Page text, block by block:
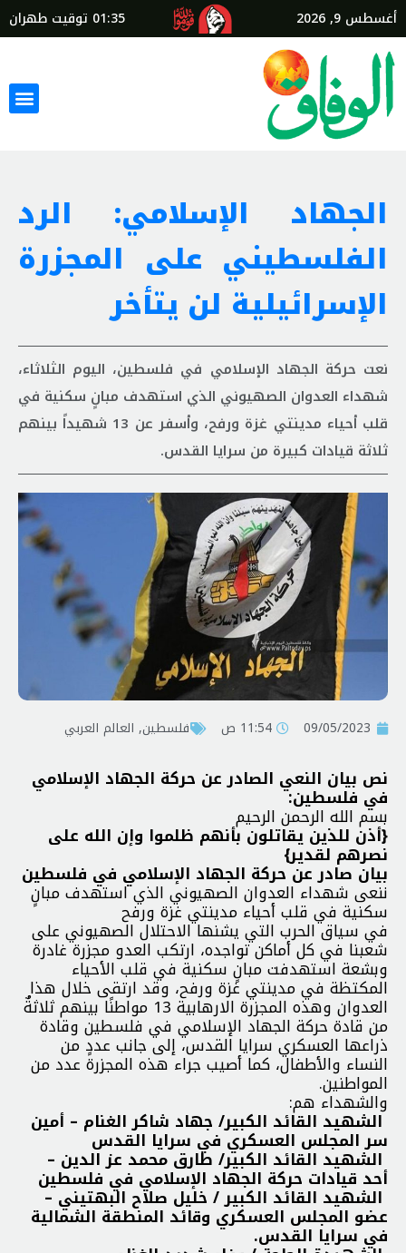
أغسطس 9, 2026 01:35 توقيت طهران
الجهاد الإسلامي: الرد
الفلسطيني على المجزرة
الإسرائيلية لن يتأخر
نعت حركة الجهاد الإسلامي في فلسطين، اليوم الثلاثاء،
شهداء العدوان الصهيوني الذي استهدف مبانٍ سكنية في
قلب أحياء مدينتي غزة ورفح، وأسفر عن 13 شهيداً بينهم
ثلاثة قيادات كبيرة من سرايا القدس.
09/05/2023 11:54 ص فلسطين, العالم العربي
نص بيان النعي الصادر عن حركة الجهاد الإسلامي
في فلسطين:
بسم الله الرحمن الرحيم
{أذن للذين يقاتلون بأنهم ظلموا وإن الله على
نصرهم لقدير}
بيان صادر عن حركة الجهاد الإسلامي في فلسطين
ننعى شهداء العدوان الصهيوني الذي استهدف مبانٍ
سكنية في قلب أحياء مدينتي غزة ورفح
في سياق الحرب التي يشنها الاحتلال الصهيوني على
شعبنا في كل أماكن تواجده، ارتكب العدو مجزرة غادرة
وبشعة استهدفت مبانٍ سكنية في قلب الأحياء
المكتظة في مدينتي غزة ورفح، وقد ارتقى خلال هذا
العدوان وهذه المجزرة الارهابية 13 مواطنًا بينهم ثلاثةٌ
من قادة حركة الجهاد الإسلامي في فلسطين وقادة
ذراعها العسكري سرايا القدس، إلى جانب عددٍ من
النساء والأطفال، كما أصيب جراء هذه المجزرة عدد من
المواطنين.
والشهداء هم:
️الشهيد القائد الكبير/ جهاد شاكر الغنام – أمين
سر المجلس العسكري في سرايا القدس
️ الشهيد القائد الكبير/ طارق محمد عز الدين –
أحد قيادات حركة الجهاد الإسلامي في فلسطين
️ الشهيد القائد الكبير / خليل صلاح البهتيني –
عضو المجلس العسكري وقائد المنطقة الشمالية
في سرايا القدس.